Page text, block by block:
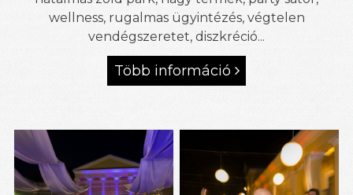
wellness, rugalmas ügyintézés, végtelen
vendégszeretet, diszkréció...
Több információ 